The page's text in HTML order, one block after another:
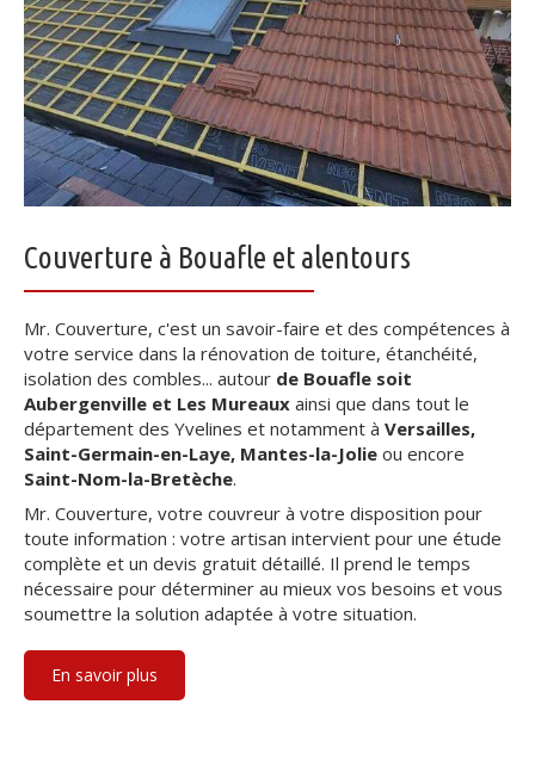
Couverture à Bouafle et alentours
Mr. Couverture, c'est un savoir-faire et des compétences à
votre service dans la rénovation de toiture, étanchéité,
isolation des combles... autour de Bouafle soit
Aubergenville et Les Mureaux ainsi que dans tout le
département des Yvelines et notamment à Versailles,
Saint-Germain-en-Laye, Mantes-la-Jolie ou encore
Saint-Nom-la-Bretèche.
Mr. Couverture, votre couvreur à votre disposition pour
toute information : votre artisan intervient pour une étude
complète et un devis gratuit détaillé. Il prend le temps
nécessaire pour déterminer au mieux vos besoins et vous
soumettre la solution adaptée à votre situation.
En savoir plus